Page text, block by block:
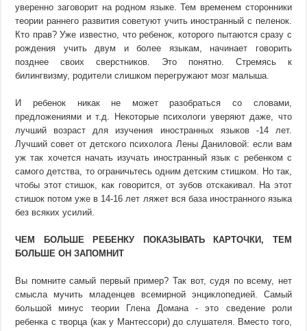
уверенно заговорит на родном языке. Тем временем сторонники
теории раннего развития советуют учить иностранный с пеленок.
Кто прав? Уже известно, что ребенок, которого пытаются сразу с
рождения учить двум и более языкам, начинает говорить
позднее своих сверстников. Это понятно. Стремясь к
билингвизму, родители слишком перегружают мозг малыша.
И ребенок никак не может разобраться со словами,
предложениями и т.д. Некоторые психологи уверяют даже, что
лучший возраст для изучения иностранных языков -14 лет.
Лучший совет от детского психолога Лены Даниловой: если вам
уж так хочется начать изучать иностранный язык с ребенком с
самого детства, то ограничьтесь одним детским стишком. Но так,
чтобы этот стишок, как говорится, от зубов отскакивал. На этот
стишок потом уже в 14-16 лет ляжет вся база иностранного языка
без всяких усилий.
ЧЕМ БОЛЬШЕ РЕБЕНКУ ПОКАЗЫВАТЬ КАРТОЧКИ, ТЕМ
БОЛЬШЕ ОН ЗАПОМНИТ
Вы помните самый первый пример? Так вот, судя по всему, нет
смысла мучить младенцев всемирной энциклопедией. Самый
большой минус теории Глена Домана - это сведение роли
ребенка с творца (как у Мантессори) до слушателя. Вместо того,